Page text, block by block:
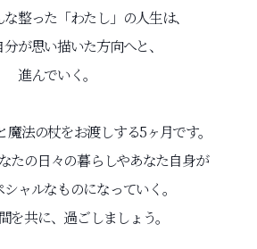
整った「わたし」の人生は、
が思い描いた方向へと、
進んでいく。
法の杖をお渡しする5ヶ月です。
たの日々の暮らしやあなた自身が
ャルなものになっていく。
を共に、過ごしましょう。